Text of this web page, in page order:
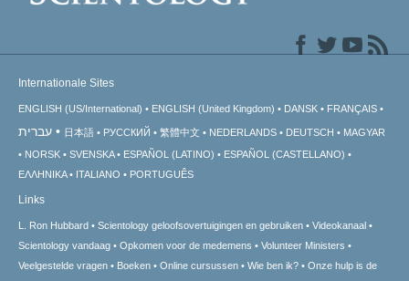
Internationale Sites
ENGLISH (US/International) ENGLISH (United Kingdom) DANSK FRANÇAIS
עברית 日本語 РУССКИЙ 繁體中文 NEDERLANDS DEUTSCH
MAGYAR
NORSK
SVENSKA ESPAÑOL (LATINO)
ESPAÑOL (CASTELLANO)
ΕΛΛΗΝΙΚA
ITALIANO PORTUGUÊS
Links
L. Ron Hubbard Scientology geloofsovertuigingen en gebruiken
Videokanaal
Scientology vandaag
Opkomen voor de medemens
Volunteer Ministers
Veelgestelde vragen
Boeken Online cursussen Wie ben ik?
Onze hulp is de